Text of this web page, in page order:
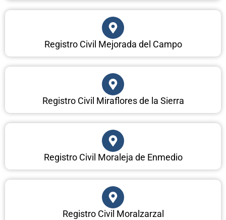
Registro Civil Mejorada del Campo
Registro Civil Miraflores de la Sierra
Registro Civil Moraleja de Enmedio
Registro Civil Moralzarzal